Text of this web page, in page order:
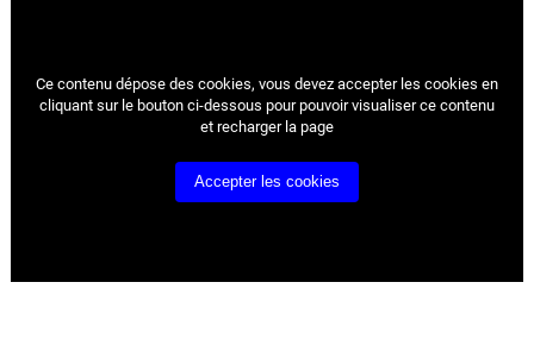
Ce contenu dépose des cookies, vous devez accepter les cookies en
cliquant sur le bouton ci-dessous pour pouvoir visualiser ce contenu
et recharger la page
Accepter les cookies